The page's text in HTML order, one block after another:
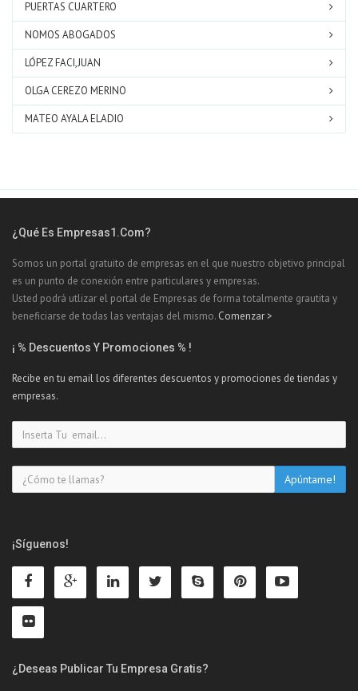
PUERTAS CUARTERO
NOMOS ABOGADOS
LÓPEZ FACI,JUAN
OLGA CEREZO MERINO
MATEO AYALA ELADIO
¿Qué Es Empresas1.com?
Somos un portal gratuito de empresas en el que nuestro objetivo principal
es un punto de conexión entre particulares y empresas.
Usted podrá utlizar el portal de Empresas de forma totalmente grautita y
beneficiarse de todas las ventajas del mismo. Comenzar >
¡ % Descuentos Y Promociones % !
Recibe en tu email los diferentes descuentos y promociones de tiendas y
empresas.
¡Síguenos!
¿Deseas Publicar Tu Empresa Gratis?